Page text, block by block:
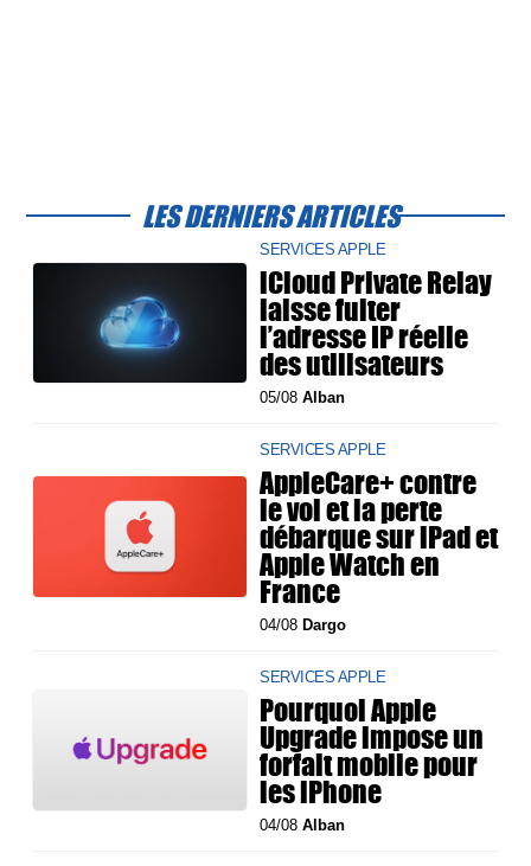
LES DERNIERS ARTICLES
SERVICES APPLE
iCloud Private Relay
laisse fuiter
l’adresse IP réelle
des utilisateurs
05/08Alban
SERVICES APPLE
AppleCare+ contre
le vol et la perte
débarque sur iPad et
Apple Watch en
France
04/08Dargo
SERVICES APPLE
Pourquoi Apple
Upgrade impose un
forfait mobile pour
les iPhone
04/08Alban